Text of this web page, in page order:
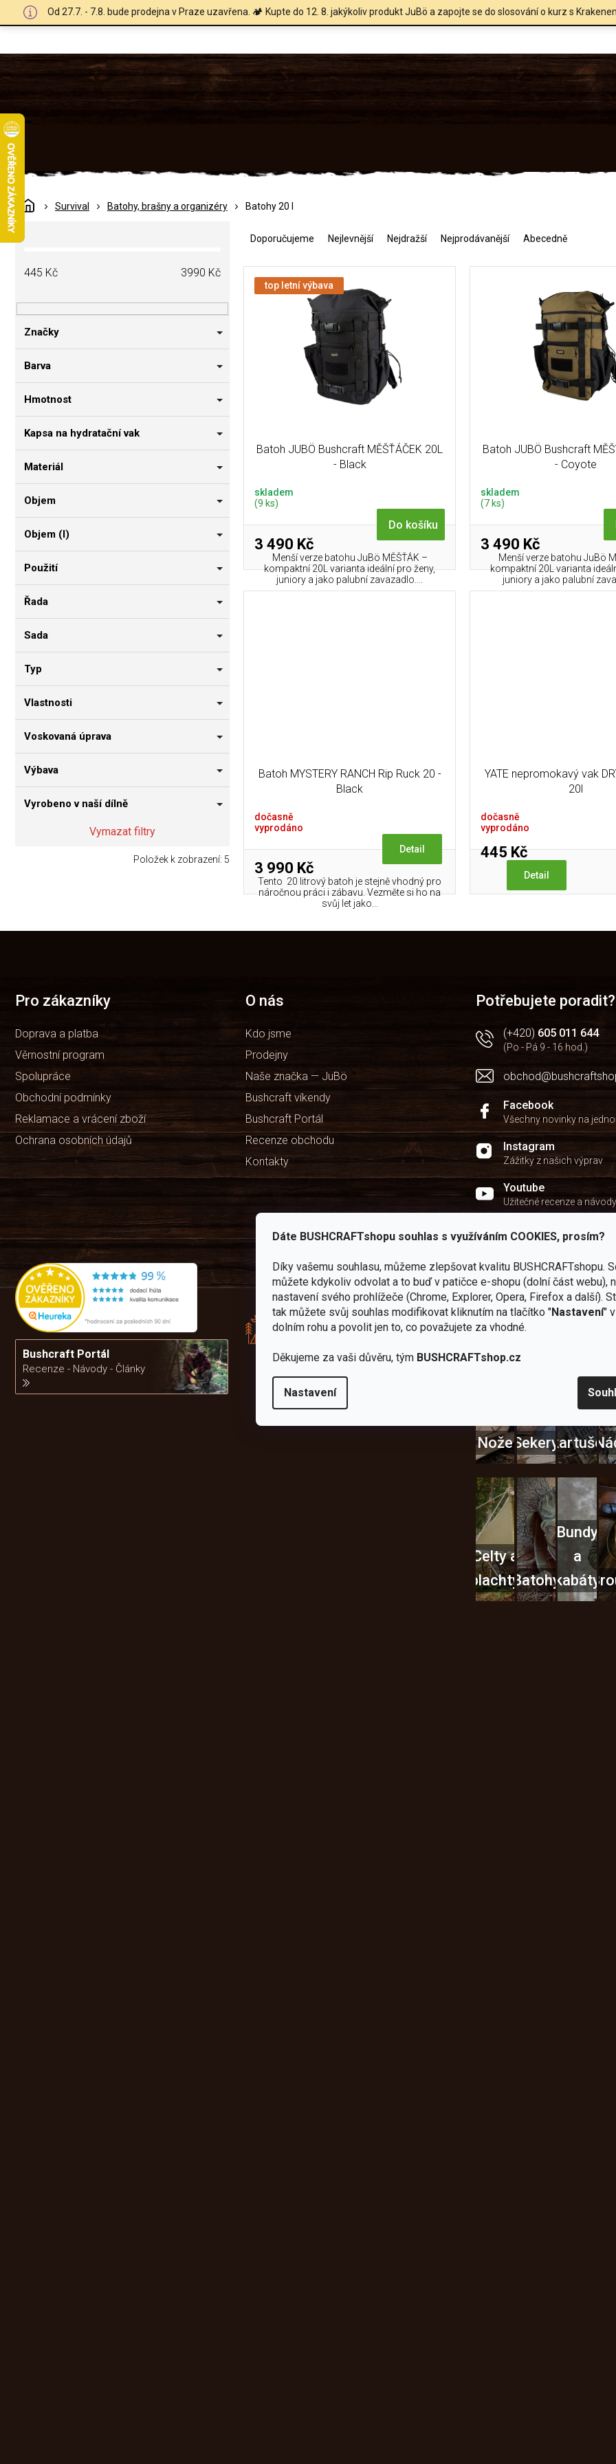
Dáte BUSHCRAFTshopu souhlas s využíváním COOKIES, prosím?
Díky vašemu souhlasu, můžeme zlepšovat kvalitu BUSHCRAFTshopu.
můžete kdykoliv odvolat a to buď v patičce e-shopu (dolní část webu),
nastavení svého prohlížeče (Chrome, Explorer, Opera, Firefox a další).
tak můžete svůj souhlas modifikovat kliknutím na tlačítko "Nastavení"
dolním rohu a povolit jen to, co považujete za vhodné.
Děkujeme za vaši důvěru, tým BUSHCRAFTshop.cz
Nastavení
Od 27.7. - 7.8. bude prodejna v Praze uzavřena. 🏕️ Kupte do 12. 8. jakýkoliv produkt JuBö a zapojte se do slosování o kurz s
DomůSurvival Batohy, brašny a organizéry Batohy 20 l
P
o
a
n
í
a
445 Kč 3990 Kč
Značky
Barva
Hmotnost
Kapsa na hydratační vak
Materiál
Objem
Objem (l)
Použití
Řada
Sada
Typ
Vlastnosti
Voskovaná úprava
Výbava
Vyrobeno v naší dílně
Vymazat filtry
Položek k zobrazení: 5
e
Doporučujeme Nejlevnější Nejdražší Nejprodávanější Abecedně
top letní výbava
Batoh JUBÖ Bushcraft MĚŠŤÁČEK 20L
- Black
skladem
(9 ks)
3 490 Kč
Do košíku
Menší verze batohu JuBö MĚŠŤÁK –
kompaktní 20L varianta ideální pro ženy,
juniory a jako palubní zavazadlo....
Batoh JUBÖ Bushcraft
- Coyote
skladem
(7 ks)
3 490 Kč
Menší verze batohu JuBö
kompaktní 20L varianta
juniory a jako palubní
Batoh MYSTERY RANCH Rip Ruck 20 -
Black
dočasně
vyprodáno
3 990 Kč
Detail
Tento 20 litrový batoh je stejně vhodný pro
náročnou práci i zábavu. Vezměte si ho na
svůj let jako...
YATE nepromokavý vak
20l
dočasně
vyprodáno
445 Kč
Detail
O
a
í
p
r
k
y
ý
p
s
u
Pro zákazníky
Doprava a platba
Věrnostní program
Spolupráce
Obchodní podmínky
Reklamace a vrácení zboží
Ochrana osobních údajů
O nás
Kdo jsme
Prodejny
Naše značka — JuBö
Bushcraft víkendy
Bushcraft Portál
Recenze obchodu
Kontakty
Potřebujete poradit?
(+420) 605 011 644
(Po - Pá 9 - 16 hod.)
Facebook
Všechny novinky na
Instagram
Zážitky z našich výprav
Youtube
Užitečné recenze a návody
Bushcraft Portál
Recenze - Návody - Články
Rádi
předáváme
zkušenosti
vám s
výběrem
Zboží
sami
testujeme
U nás
„zajíce v
2
kamenné
prodejny
Navštivte
Praze a
Vlastní
značka
JuBö
Poctivá
výroba
další skvělé výhody
Užijte si to v
Vybavení, na které
NožeSekery
Vařiče
kartuše
Celty a
plachtyBatohy
Bundy
a
kabáty